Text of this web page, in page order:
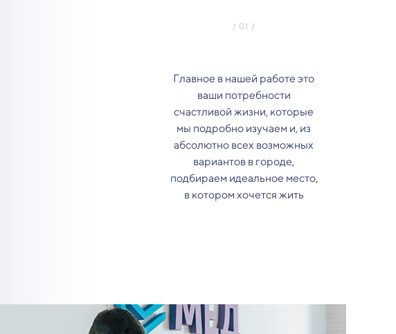
Главное в нашей работе это
ваши потребности
счастливой жизни, которые
мы подробно изучаем и, из
абсолютно всех возможных
вариантов в городе,
подбираем идеальное место,
в котором хочется жить